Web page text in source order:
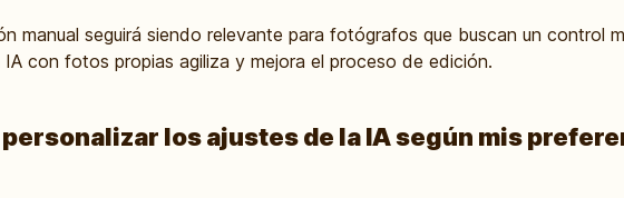
manual seguirá siendo relevante para fotógrafos que buscan un control
IA con fotos propias agiliza y mejora el proceso de edición.
personalizar los ajustes de la IA según mis